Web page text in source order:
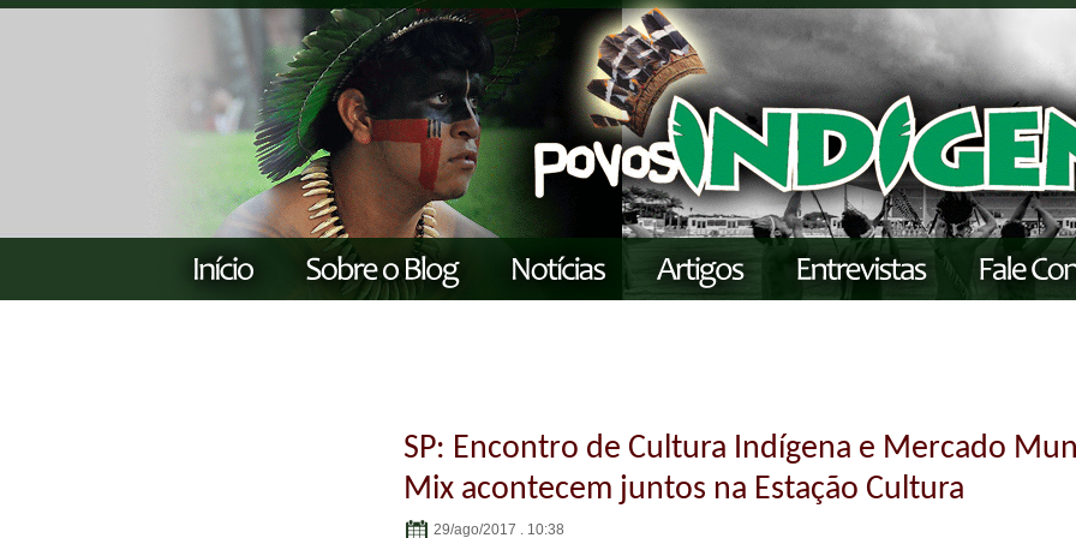
SP: Encontro de Cultura Indígena e Mercado
Mix acontecem juntos na Estação Cultura
29/ago/2017 . 10:38